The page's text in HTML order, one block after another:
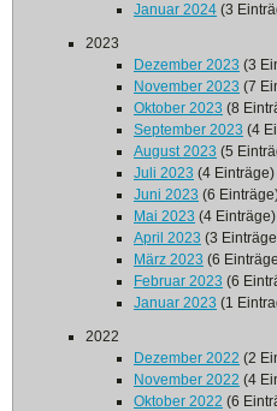
Januar 2024 (3
2023
Dezember 2023 (3
November 2023 (7
Oktober 2023 (8
September 2023 (4
August 2023 (5
Juli 2023 (4 Einträge)
Juni 2023 (6
Mai 2023 (4 Einträge)
April 2023 (3
März 2023 (6
Februar 2023 (6
Januar 2023 (1
2022
Dezember 2022 (2
November 2022 (4
Oktober 2022 (6